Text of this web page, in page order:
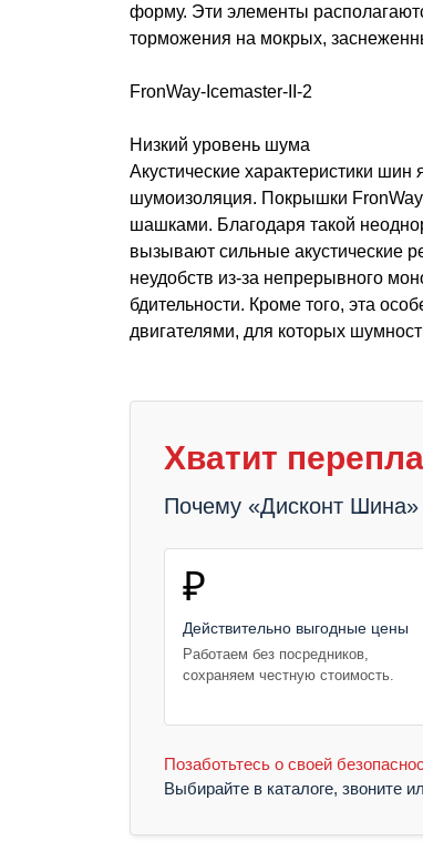
форму. Эти элементы
торможения на мокрых,
FronWay-Icemaster-II-2
Низкий уровень шума
Акустические характеристики
шумоизоляция. Покрышки FronWay
шашками. Благодаря такой
вызывают сильные акустические
неудобств из-за непрерывного
бдительности. Кроме того, эта
двигателями, для которых
Хватит
Почему «Дисконт
₽
Действительно выгодные цены
Работаем без посредников,
сохраняем честную стоимость.
Позаботьтесь о своей
Выбирайте в каталоге, звоните